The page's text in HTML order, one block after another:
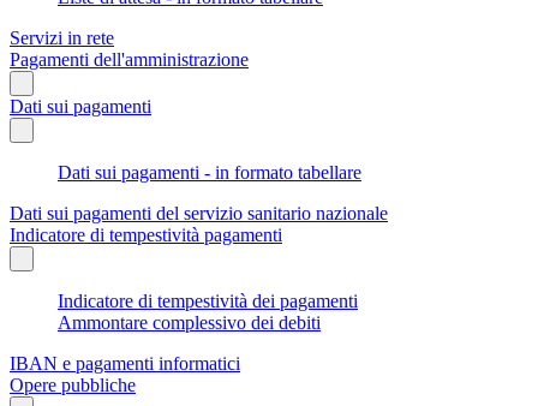
Servizi in rete
Pagamenti dell'amministrazione
Dati sui pagamenti
Dati sui pagamenti - in formato tabellare
Dati sui pagamenti del servizio sanitario nazionale
Indicatore di tempestività pagamenti
Indicatore di tempestività dei pagamenti
Ammontare complessivo dei debiti
IBAN e pagamenti informatici
Opere pubbliche